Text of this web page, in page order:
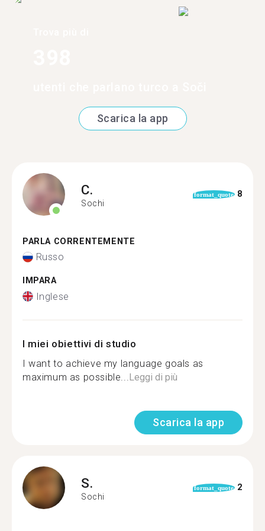
Scarica la app
C.
Sochi
format_quote 8
PARLA CORRENTEMENTE
Russo
IMPARA
Inglese
I miei obiettivi di studio
I want to achieve my language goals as
maximum as possible... Leggi di più
Scarica la app
S.
Sochi
format_quote 2